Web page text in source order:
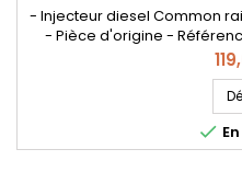
- Injecteur diesel Common
- Pièce d'origine -
EJBR01801Z , EJBR04001D ,
8200567290 ,
, 166009384R - Pour
Prix
